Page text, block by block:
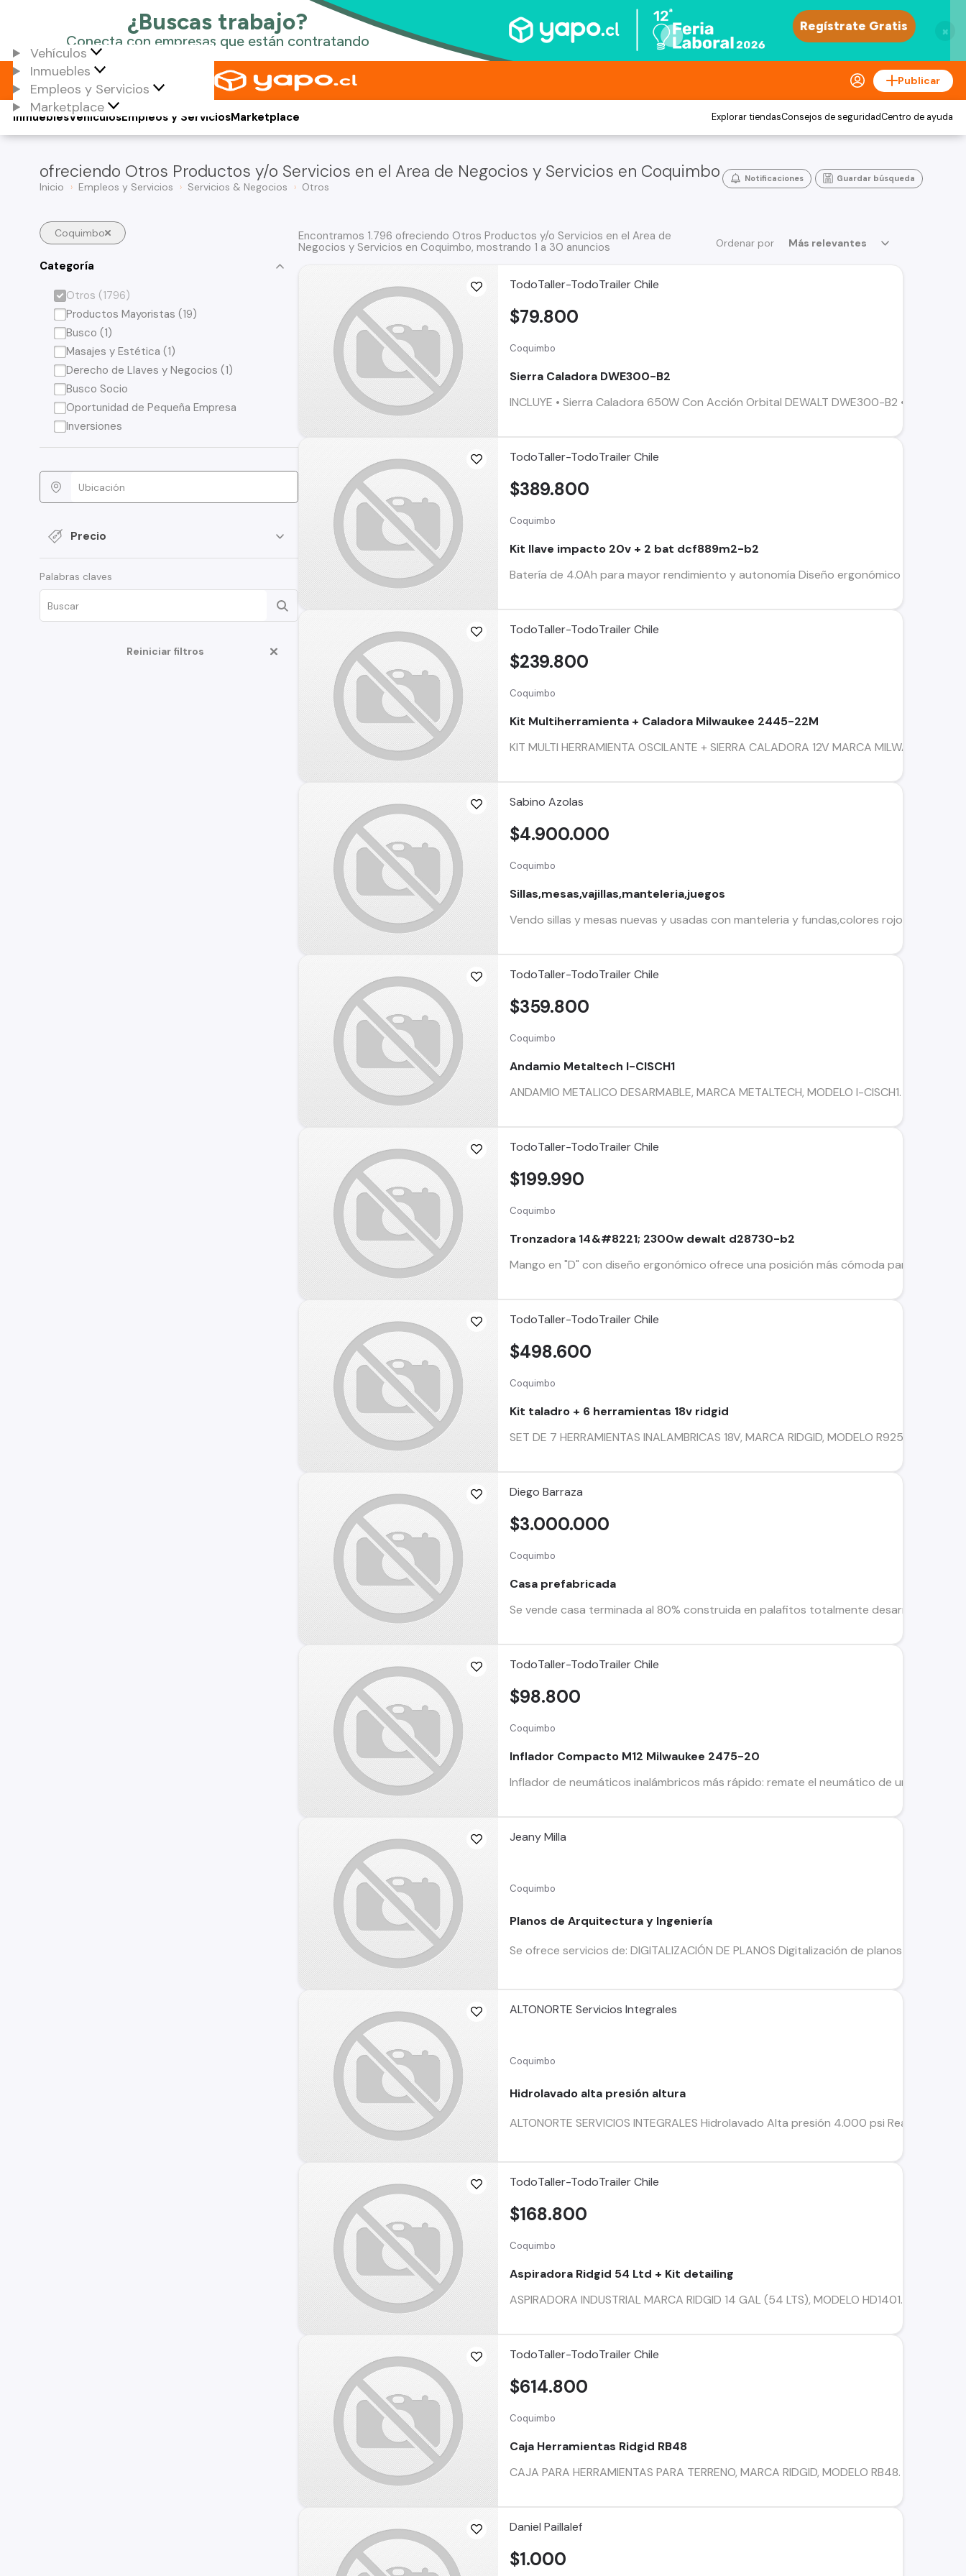
×
Vehículos
Inmuebles
Empleos y Servicios
Marketplace
Publicar
Vehículos
Inmuebles Empleos y ServiciosMarketplace Explorar tiendasConsejos de seguridadCentro de ayuda
ofreciendo Otros Productos y/o Servicios en el Area de Negocios y Servicios en Coquimbo
Inicio Empleos y Servicios Servicios & Negocios Otros
Notificaciones Guardar búsqueda
Coquimbo
Categoría
Otros (1796)
Productos Mayoristas (19)
Busco (1)
Masajes y Estética (1)
Derecho de Llaves y Negocios (1)
Busco Socio
Oportunidad de Pequeña Empresa
Inversiones
Precio
Palabras claves
Reiniciar filtros
Ordenar por Más relevantes
Encontramos 1.796 ofreciendo Otros Productos y/o Servicios en el Area de
Negocios y Servicios en Coquimbo, mostrando 1 a 30 anuncios
TodoTaller-TodoTrailer Chile
Coquimbo
Sierra Caladora DWE300-B2
INCLUYE • Sierra Caladora 650W Con Acción Orbital DEWALT DWE300-B2 • Hojas
$79.800
TodoTaller-TodoTrailer Chile
Coquimbo
Kit llave impacto 20v + 2 bat dcf889m2-b2
Batería de 4.0Ah para mayor rendimiento y autonomía Diseño ergonómico tipo “T”
$389.800
TodoTaller-TodoTrailer Chile
Coquimbo
Kit Multiherramienta + Caladora Milwaukee 2445-22M
KIT MULTI HERRAMIENTA OSCILANTE + SIERRA CALADORA 12V MARCA MILWAUKEE,
$239.800
Sabino Azolas
Coquimbo
Sillas,mesas,vajillas,manteleria,juegos
Vendo sillas y mesas nuevas y usadas con manteleria y fundas,colores rojo,azul y
$4.900.000
TodoTaller-TodoTrailer Chile
Coquimbo
Andamio Metaltech I-CISCH1
ANDAMIO METALICO DESARMABLE, MARCA METALTECH, MODELO I-CISCH1. -FACIL DE
$359.800
TodoTaller-TodoTrailer Chile
Coquimbo
Tronzadora 14&#8221; 2300w dewalt d28730-b2
Mango en "D" con diseño ergonómico ofrece una posición más cómoda para el
$199.990
TodoTaller-TodoTrailer Chile
Coquimbo
Kit taladro + 6 herramientas 18v ridgid
SET DE 7 HERRAMIENTAS INALAMBRICAS 18V, MARCA RIDGID, MODELO R9257SB.
$498.600
Diego Barraza
Coquimbo
Casa prefabricada
Se vende casa terminada al 80% construida en palafitos totalmente desarmable,
$3.000.000
TodoTaller-TodoTrailer Chile
Coquimbo
Inflador Compacto M12 Milwaukee 2475-20
Inflador de neumáticos inalámbricos más rápido: remate el neumático de un coche en
$98.800
Jeany Milla
Coquimbo
Planos de Arquitectura y Ingeniería
Se ofrece servicios de: DIGITALIZACIÓN DE PLANOS Digitalización de planos para
ALTONORTE Servicios Integrales
Coquimbo
Hidrolavado alta presión altura
ALTONORTE SERVICIOS INTEGRALES Hidrolavado Alta presión 4.000 psi
TodoTaller-TodoTrailer Chile
Coquimbo
Aspiradora Ridgid 54 Ltd + Kit detailing
ASPIRADORA INDUSTRIAL MARCA RIDGID 14 GAL (54 LTS), MODELO HD1401.
$168.800
TodoTaller-TodoTrailer Chile
Coquimbo
Caja Herramientas Ridgid RB48
CAJA PARA HERRAMIENTAS PARA TERRENO, MARCA RIDGID, MODELO RB48.
$614.800
Daniel Paillalef
$1.000